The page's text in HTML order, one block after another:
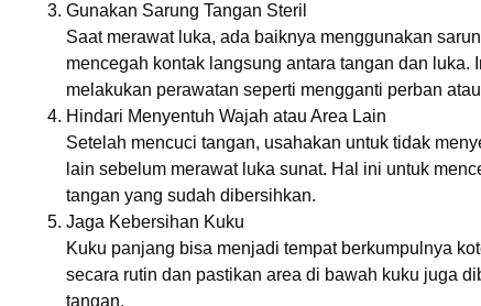
Gunakan Sarung Tangan Steril
Saat merawat luka, ada baiknya menggunakan
mencegah kontak langsung antara tangan dan luka.
melakukan perawatan seperti mengganti perban
Hindari Menyentuh Wajah atau Area Lain
Setelah mencuci tangan, usahakan untuk tidak
lain sebelum merawat luka sunat. Hal ini untuk
tangan yang sudah dibersihkan.
Jaga Kebersihan Kuku
Kuku panjang bisa menjadi tempat berkumpulnya
secara rutin dan pastikan area di bawah kuku juga
tangan.